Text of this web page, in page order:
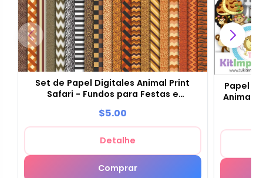
Set de Papel Digitales Animal Print
Safari - Fundos para Festas e
$5.00
Detalhe
Comprar
Papel
Animal